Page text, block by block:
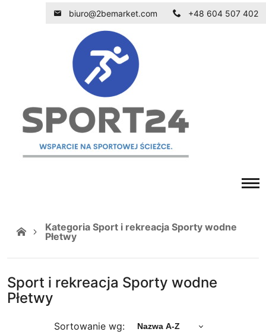
biuro@2bemarket.com +48 604 507 402
Kategoria Sport i rekreacja Sporty wodne
Płetwy
Sport i rekreacja Sporty wodne
Płetwy
Sortowanie wg: Nazwa A-Z